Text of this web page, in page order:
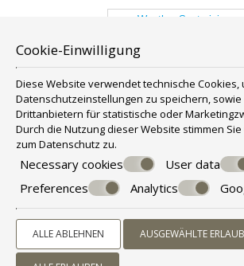
© Powered by Marinet
Cookie-Einwilligung
Diese Website verwendet technische Cookies,
Datenschutzeinstellungen zu speichern, sowie
Drittanbietern für statistische oder
Durch die Nutzung dieser Website stimmen
zum Datenschutz zu.
Necessary cookies
User data
Preferences
Analytics
ALLE ABLEHNEN AUSGEWÄHLTE